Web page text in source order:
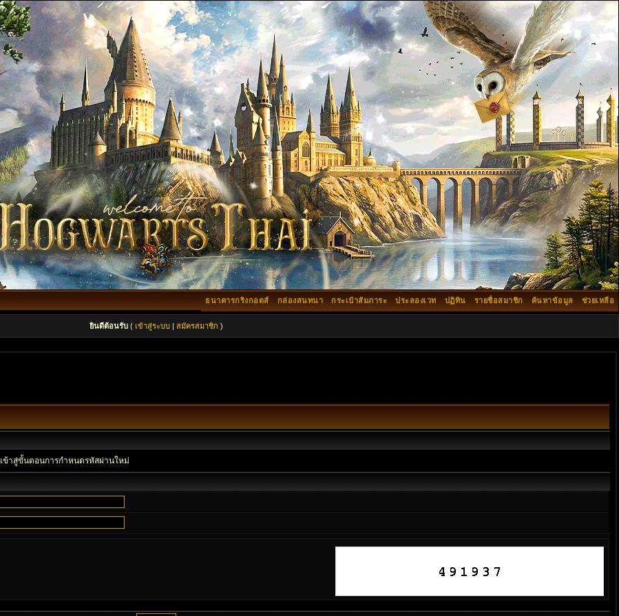
ช่วยเหลือ
ค้นหาข้อมูล
รายชื่อสมาชิก
ปฏิทิน
ประลองเวท
กระเป๋าสัมภาระ
กล่องสนทนา
ธนาคารกริงกอตส์
ยินดีต้อนรับ ( เข้าสู่ระบบ | สมัครสมาชิก )
ข้าสู่ขั้นตอนการกำหนดรหัสผ่านใหม่